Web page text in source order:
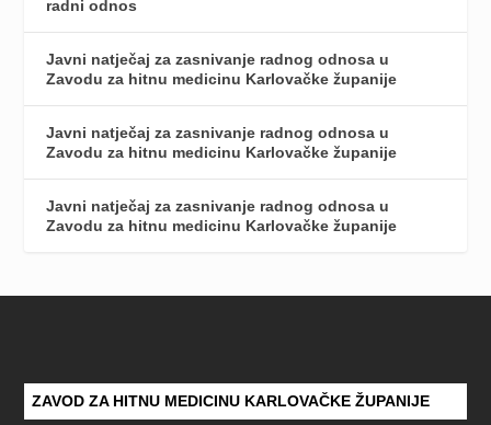
radni odnos
Javni natječaj za zasnivanje radnog odnosa u
Zavodu za hitnu medicinu Karlovačke županije
Javni natječaj za zasnivanje radnog odnosa u
Zavodu za hitnu medicinu Karlovačke županije
Javni natječaj za zasnivanje radnog odnosa u
Zavodu za hitnu medicinu Karlovačke županije
ZAVOD ZA HITNU MEDICINU KARLOVAČKE ŽUPANIJE